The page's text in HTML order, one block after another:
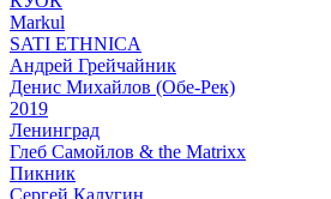
Markul
SATI ETHNICA
Андрей Грейчайник
Денис Михайлов (Обе-Рек)
2019
Ленинград
Глеб Самойлов & the Matrixx
Пикник
Сергей Калугин